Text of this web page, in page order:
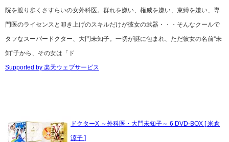
院を渡り歩くさすらいの女外科医。群れを嫌い、権威を嫌い、束縛を嫌い、専
門医のライセンスと叩き上げのスキルだけが彼女の武器・・・そんなクールで
タフなスーパードクター、大門未知子。一切が謎に包まれ、ただ彼女の名前“未
知"子から、その女は「ド
Supported by 楽天ウェブサービス
ドクターX ～外科医・大門未知子～ 6 DVD-BOX [ 米倉
涼子 ]